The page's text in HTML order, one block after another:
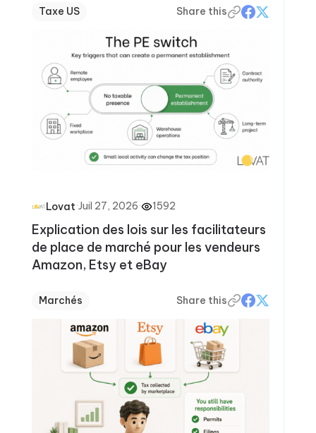
Taxe US Share this
Lovat·Juil 27, 2026· 1592
Explication des lois sur les facilitateurs
de place de marché pour les vendeurs
Amazon, Etsy et eBay
Marchés Share this